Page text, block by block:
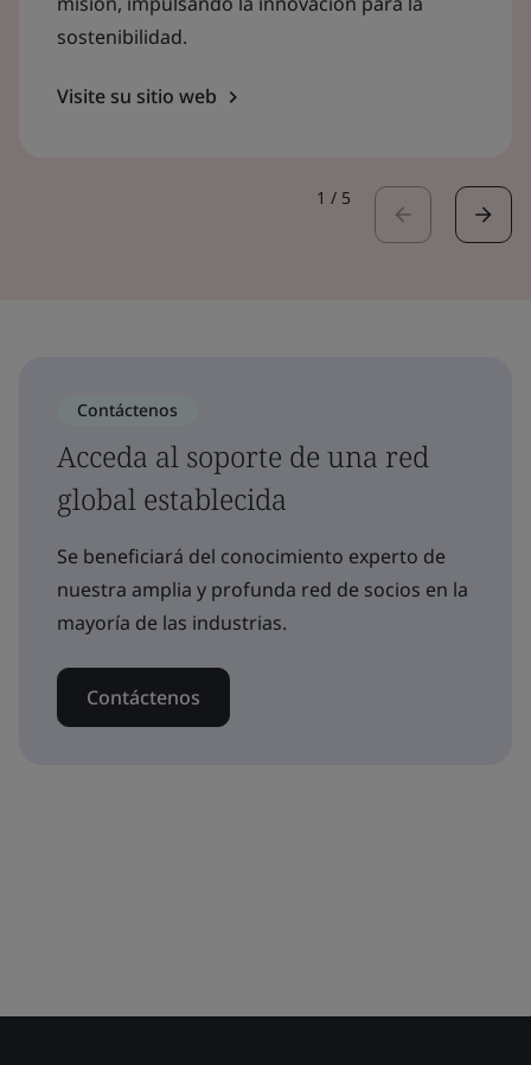
sostenibilidad.
Visite su sitio web
1 / 5
Contáctenos
Acceda al soporte de una red
global establecida
Se beneficiará del conocimiento experto de
nuestra amplia y profunda red de socios en la
mayoría de las industrias.
Contáctenos